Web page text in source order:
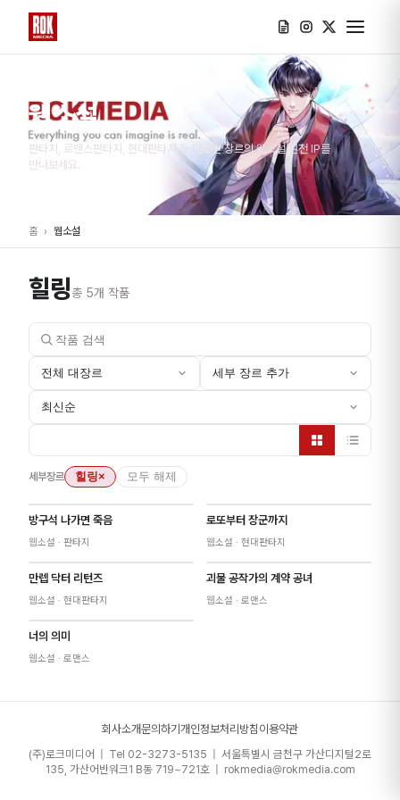
웹소설
판타지, 로맨스판타지, 현대판타지 등 다양한 장르의 웹소설 원천 IP를
만나보세요.
홈 › 웹소설
힐링총 5개 작품
전체 대장르 세부 장르 추가
최신순
세부장르 힐링× 모두 해제
방구석 나가면 죽음
웹소설 · 판타지
로또부터 장군까지
웹소설 · 현대판타지
만렙 닥터 리턴즈
웹소설 · 현대판타지
괴물 공작가의 계약 공녀
웹소설 · 로맨스
너의 의미
웹소설 · 로맨스
회사소개문의하기 개인정보처리방침 이용약관
(주)로크미디어 | Tel 02-3273-5135 | 서울특별시 금천구 가산디지털2로
135, 가산어반워크1 B동 719~721호 | rokmedia@rokmedia.com